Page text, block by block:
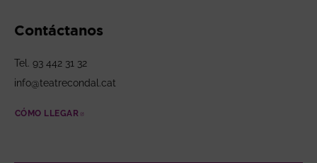
Contáctanos
Tel. 93 442 31 32
info@teatrecondal.cat
CÓMO LLEGAR